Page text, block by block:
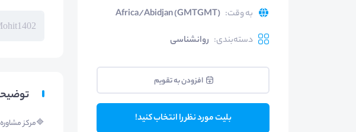
به وقت:
Africa/Abidjan (GMTGMT)
دسته‌بندی: روانشناسی
افزودن به تقویم
بلیت مورد نظر را انتخاب کنید! 🔷مرکز